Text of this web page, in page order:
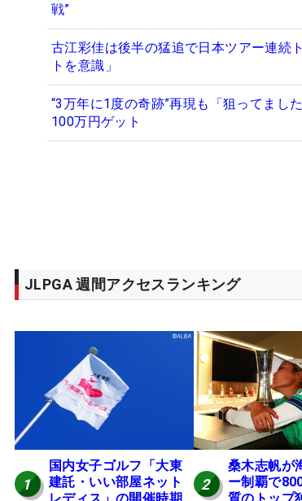
戦”
古江彩佳は後半の猛追で日本ツアー連
トを意識」
“3万年に1度の奇跡”再現も「狙ってま
100万円ゲット
JLPGA 週間アクセスランキング
1
国内女子ゴルフ「大東
建託・いい部屋ネット
2
桑木志帆が
ー制覇で